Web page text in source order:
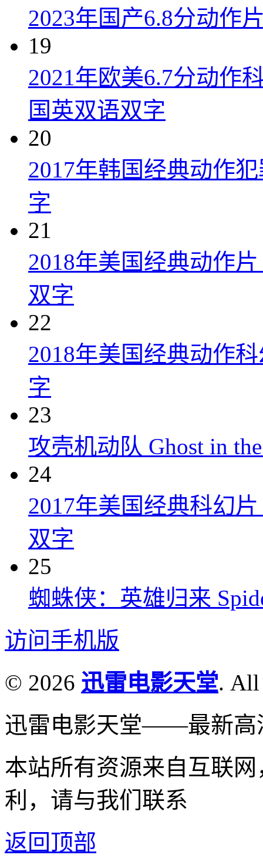
2023年国产6.8分动作
19
2021年欧美6.7分动作
国英双语双字
20
2017年韩国经典动作
字
21
2018年美国经典动作
双字
22
2018年美国经典动作
字
23
攻壳机动队 Ghost in
24
2017年美国经典科幻
双字
25
蜘蛛侠：英雄归来
访问手机版
© 2026 迅雷电影天堂. All
迅雷电影天堂——最新高
本站所有资源来自互联
利，请与我们联系
返回顶部